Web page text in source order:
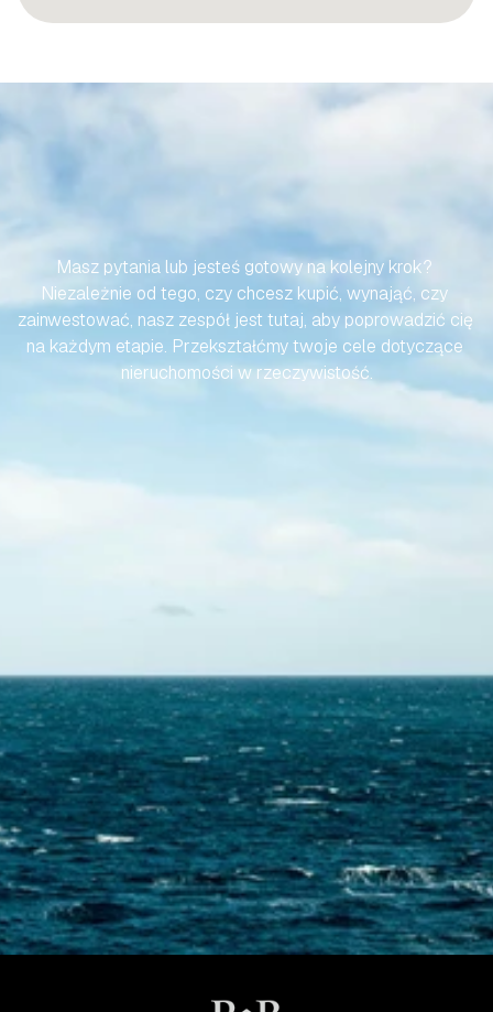
BEZWYSIŁKOWA
Masz pytania lub jesteś gotowy na kolejny krok?
Niezależnie od tego, czy chcesz kupić, wynająć, czy
zainwestować, nasz zespół jest tutaj, aby poprowadzić cię
na każdym etapie. Przekształćmy twoje cele dotyczące
nieruchomości w rzeczywistość.
Skontaktuj się z nami